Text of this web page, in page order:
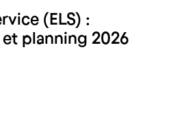
(ELS) :
et planning 2026